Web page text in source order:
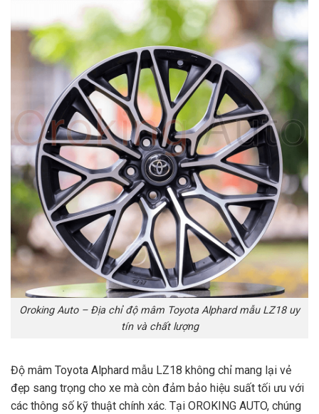
Oroking Auto – Địa chỉ độ mâm Toyota Alphard mẫu LZ18 uy
tín và chất lượng
Độ mâm Toyota Alphard mẫu LZ18 không chỉ mang lại vẻ
đẹp sang trọng cho xe mà còn đảm bảo hiệu suất tối ưu với
các thông số kỹ thuật chính xác. Tại OROKING AUTO, chúng